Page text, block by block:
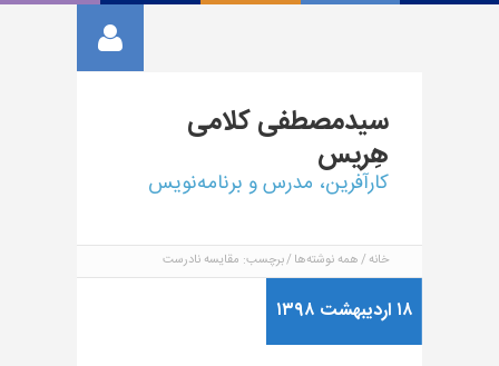
سیدمصطفیکلامی
هِریس
کارآفرین، مدرس و برنامه‌نویس
خانه همه نوشته‌ها برچسب: مقایسه نادرست
۱۸ اردیبهشت ۱۳۹۸